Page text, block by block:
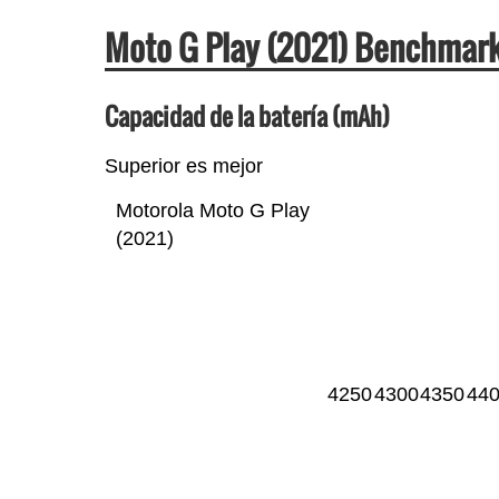
Moto G Play (2021)
Capacidad de la batería (mAh)
Superior es mejor
Motorola Moto G Play
(2021)
425043004350